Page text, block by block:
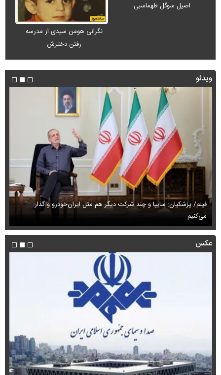
اصیل سوگل طهماسبی
نگرانی هومن سیدی از مدرسه
رفتن دخترش
ویدئو
فیلم/ پزشکیان: سایپا و چند شرکت دیگر هم مثل ایران‌خودرو واگذار
می‌کنیم
عکس